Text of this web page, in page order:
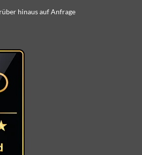
hinaus auf Anfrage